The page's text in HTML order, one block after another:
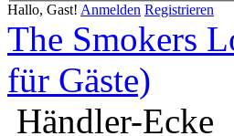
Hallo, Gast! Anmelden Registrieren
The Smokers
für Gäste)
Händler-Ecke